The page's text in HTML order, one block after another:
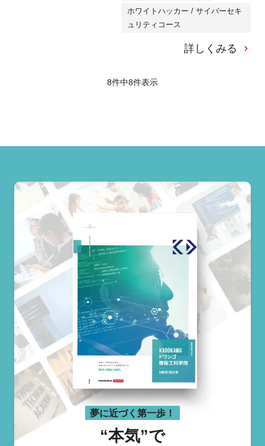
ホワイトハッカー / サイバーセキ
ュリティコース
詳しくみる
8件中8件表示
夢に近づく第一歩！
“本気”で